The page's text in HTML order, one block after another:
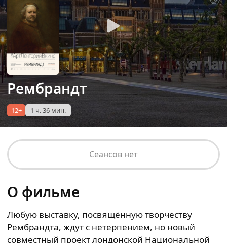
Рембрандт
12+ 1 ч. 36 мин.
Сеансов нет
О фильме
Любую выставку, посвящённую творчеству
Рембрандта, ждут с нетерпением, но новый
совместный проект лондонской Национальной